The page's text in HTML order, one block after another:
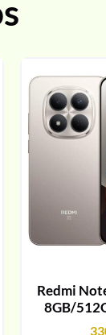
Redmi
8GB/